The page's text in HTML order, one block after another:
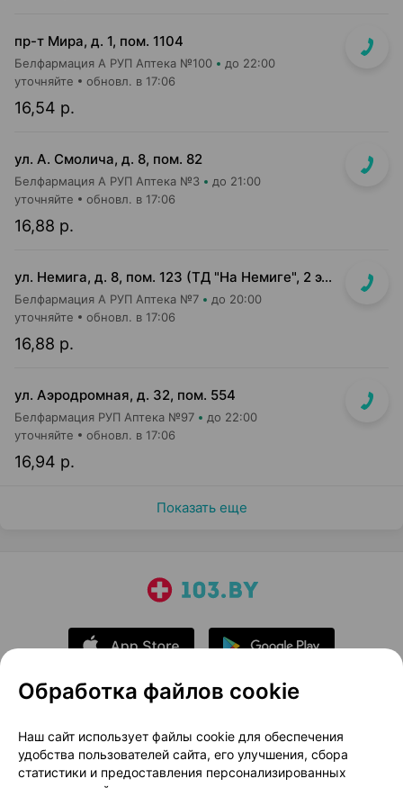
пр-т Мира, д. 1, пом. 1104
Белфармация А РУП Аптека №100 до 22:00
16,54 р.
уточняйте обновл. в 17:06
ул. А. Смолича, д. 8, пом. 82
Белфармация А РУП Аптека №3 до 21:00
16,88 р.
уточняйте обновл. в 17:06
ул. Немига, д. 8, пом. 123 (ТД "На Немиге", 2 этаж)
Белфармация А РУП Аптека №7 до 20:00
16,88 р.
уточняйте обновл. в 17:06
ул. Аэродромная, д. 32, пом. 554
Белфармация РУП Аптека №97 до 22:00
16,94 р.
уточняйте обновл. в 17:06
Показать еще
О проекте
Новости проекта
Размещение рекламы
Медицинский маркетинг
Публичный договор
Доставка
Обработка файлов cookie
Наш сайт использует файлы cookie для обеспечения
удобства пользователей сайта, его улучшения, сбора
статистики и предоставления персонализированных